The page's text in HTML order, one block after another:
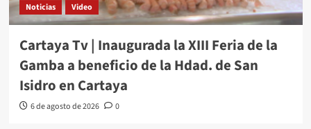
Noticias Video
Cartaya Tv | Inaugurada la XIII Feria de la
Gamba a beneficio de la Hdad. de San
Isidro en Cartaya
6 de agosto de 2026 0